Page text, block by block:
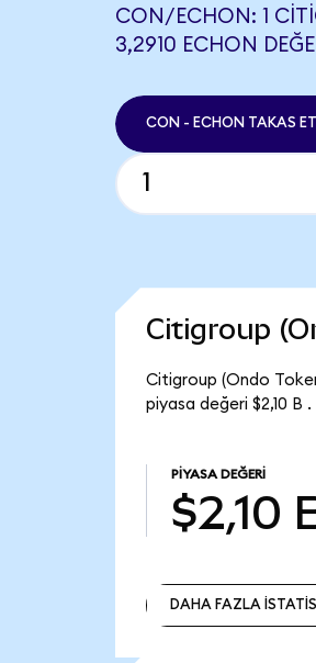
CON/ECHON: 1
3,2910 ECHON
CON - ECHON TAKAS ET
Citigroup
Citigroup (Ondo
piyasa değeri $2,10 B .
PIYASA DEĞERI
$2,10
DAHA FAZLA